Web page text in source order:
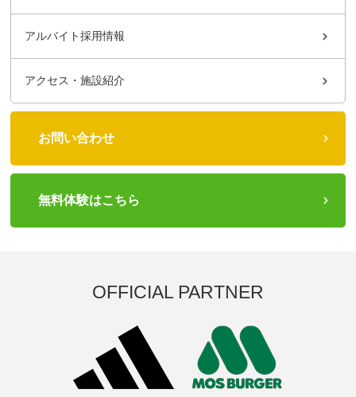
アルバイト採用情報
アクセス・施設紹介
お問い合わせ
無料体験はこちら
OFFICIAL PARTNER